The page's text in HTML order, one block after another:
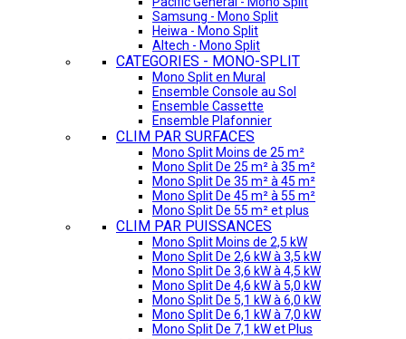
Samsung - Mono Split
Heiwa - Mono Split
Altech - Mono Split
CATEGORIES - MONO-SPLIT
Mono Split en Mural
Ensemble Console au Sol
Ensemble Cassette
Ensemble Plafonnier
CLIM PAR SURFACES
Mono Split Moins de 25 m²
Mono Split De 25 m² à 35 m²
Mono Split De 35 m² à 45 m²
Mono Split De 45 m² à 55 m²
Mono Split De 55 m² et plus
CLIM PAR PUISSANCES
Mono Split Moins de 2,5 kW
Mono Split De 2,6 kW à 3,5 kW
Mono Split De 3,6 kW à 4,5 kW
Mono Split De 4,6 kW à 5,0 kW
Mono Split De 5,1 kW à 6,0 kW
Mono Split De 6,1 kW à 7,0 kW
Mono Split De 7,1 kW et Plus